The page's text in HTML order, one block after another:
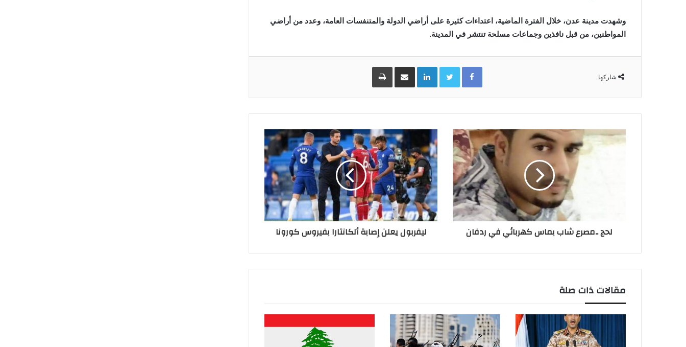
وشهدت مدينة عدن، خلال الفترة الماضية، اعتداءات كثيرة على أراضي الدولة والمتنفسات العامة، وعدد من أراضي
المواطنين، من قبل نافذين وجماعات مسلحة تنتشر في المدينة.
شاركها
Facebook
Twitter
LinkedInمشاركة عبر البريد طباعة
لحج ..مصرع شاب بماس كهربائي في ردفان ليفربول يعلن إصابة ألكانتارا بفيروس كورونا
مقالات ذات صلة